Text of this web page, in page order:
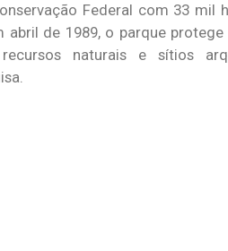
Federal com 33 mil
abril de 1989, o parque
naturais e sítios